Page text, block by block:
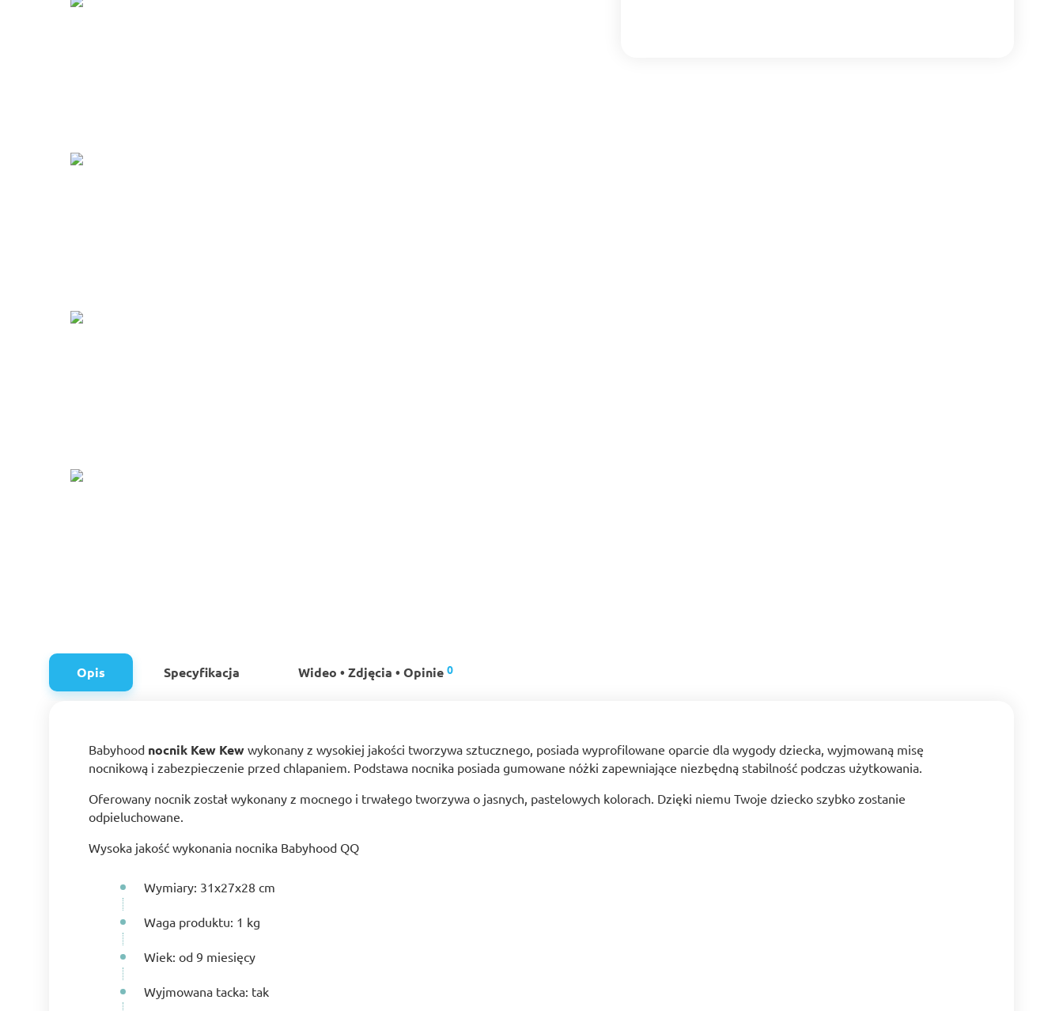
Opis Specyfikacja Wideo • Zdjęcia • Opinie 0
Babyhood nocnik Kew Kew wykonany z wysokiej jakości tworzywa sztucznego, posiada wyprofilowane oparcie dla wygody dziecka, wyjmowaną misę
nocnikową i zabezpieczenie przed chlapaniem. Podstawa nocnika posiada gumowane nóżki zapewniające niezbędną stabilność podczas użytkowania.
Oferowany nocnik został wykonany z mocnego i trwałego tworzywa o jasnych, pastelowych kolorach. Dzięki niemu Twoje dziecko szybko zostanie
odpieluchowane.
Wysoka jakość wykonania nocnika Babyhood QQ
Wymiary: 31х27х28 cm
Waga produktu: 1 kg
Wiek: od 9 miesięcy
Wyjmowana tacka: tak